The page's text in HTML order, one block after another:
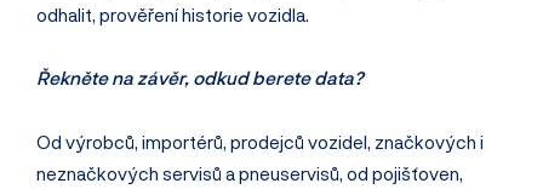
odhalit, prověření historie vozidla.
Řekněte na závěr, odkud berete data?
Od výrobců, importérů, prodejců vozidel, značkových i
neznačkových servisů a pneuservisů, od pojišťoven,